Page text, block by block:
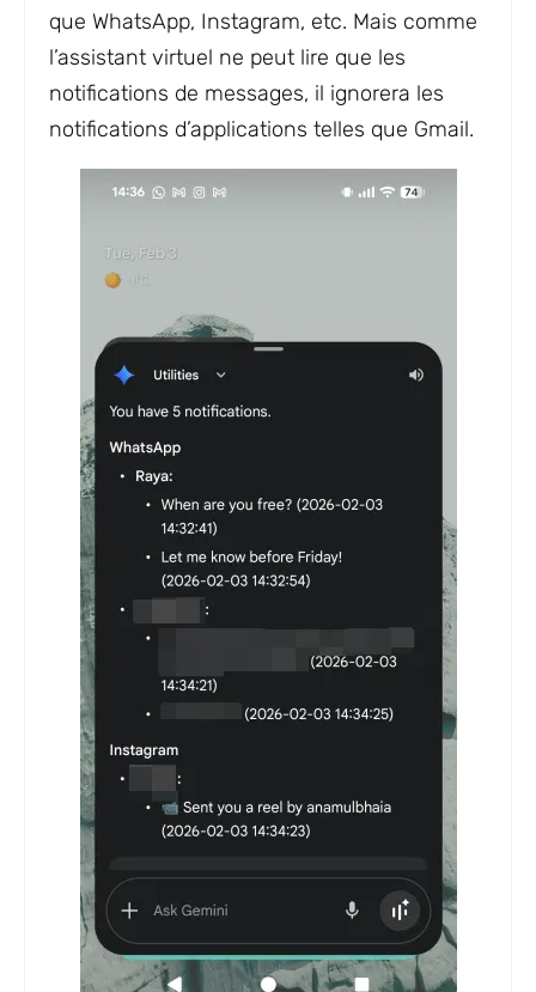
que WhatsApp, Instagram, etc. Mais comme
l’assistant virtuel ne peut lire que les
notifications de messages, il ignorera les
notifications d’applications telles que Gmail.